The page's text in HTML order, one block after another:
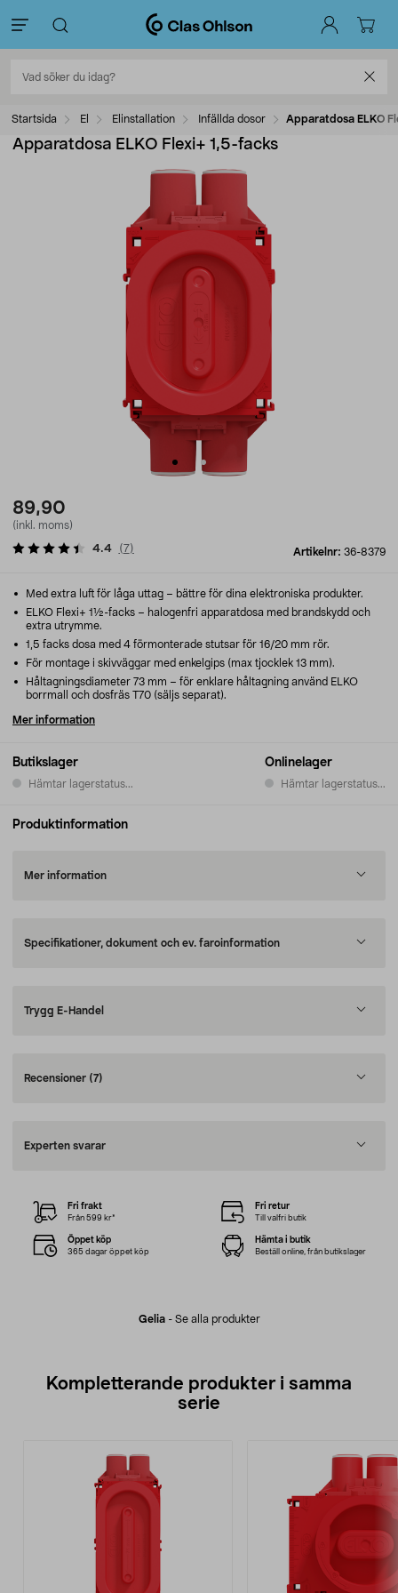
Startsida El Elinstallation Infällda dosor Apparatdosa ELKO
Apparatdosa ELKO Flexi+ 1,5-facks
89,90
(inkl. moms)
Artikelnr: 36-8379
4.4 (7)
Butikslager
Hämtar lagerstatus...
Onlinelager
Hämtar lagerstatus...
Med extra luft för låga uttag – bättre för dina elektroniska produkter.
ELKO Flexi+ 1½-facks – halogenfri apparatdosa med brandskydd och
extra utrymme.
1,5 facks dosa med 4 förmonterade stutsar för 16/20 mm rör.
För montage i skivväggar med enkelgips (max tjocklek 13 mm).
Håltagningsdiameter 73 mm – för enklare håltagning använd ELKO
borrmall och dosfräs T70 (säljs separat).
Mer information
Produktinformation
Mer information
Specifikationer, dokument och ev. faroinformation
Trygg E-Handel
Recensioner (7)
Experten svarar
Gelia- Se alla produkter
Fri frakt
Från 599 kr*
Fri retur
Till valfri butik
Öppet köp
365 dagar öppet köp
Hämta i butik
Beställ online, från butikslager
Kompletterande produkter i samma
serie